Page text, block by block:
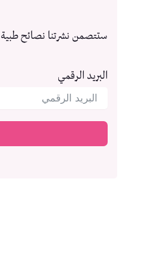
ستتصمن نشرتنا نصائح
البريد الرقمي